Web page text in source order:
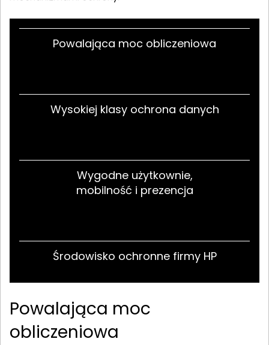
Powalająca moc obliczeniowa
Wysokiej klasy ochrona danych
Wygodne użytkownie,
mobilność i prezencja
Środowisko ochronne firmy HP
Powalająca moc
obliczeniowa